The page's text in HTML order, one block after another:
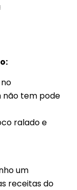
não tem pode
ralado e
um
receitas do